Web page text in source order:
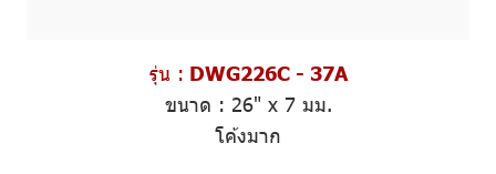
รุ่น : DWG226C - 37A
ขนาด : 26" x 7 มม.
โค้งมาก